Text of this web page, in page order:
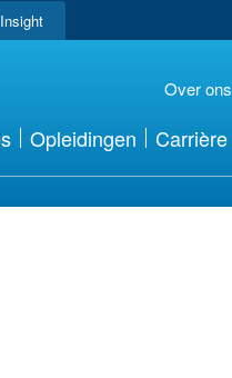
Over ons
Opleidingen Carrière